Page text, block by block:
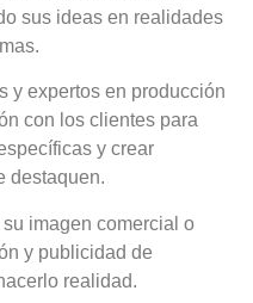
sus ideas en realidades
y expertos en producción
con los clientes para
y crear
destaquen.
imagen comercial o
y publicidad de
realidad.